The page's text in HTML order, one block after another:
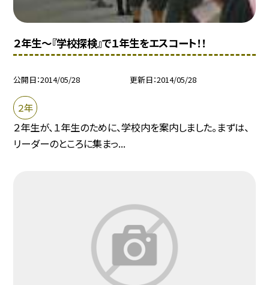
２年生〜『学校探検』で１年生をエスコート！！
公開日 2014/05/28 更新日 2014/05/28
２年
２年生が、１年生のために、学校内を案内しました。まずは、
リーダーのところに集まっ...